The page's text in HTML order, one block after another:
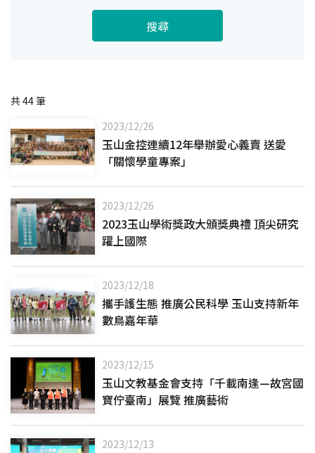
搜尋
共44筆
2023/12/26
玉山金控連續12年舉辦愛心義賣 送愛
「關懷學童專案」
2023/12/26
2023玉山學術獎政大頒獎典禮 頂尖研究
躍上國際
2023/12/18
攜手護生態 推廣公民科學 玉山支持新年
數鳥嘉年華
2023/12/15
玉山文教基金會支持「千載南逢—故宮國
寶佇臺南」展覽 推廣藝術
2023/12/13